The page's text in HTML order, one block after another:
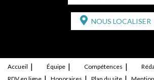
NOUS LOCALISER
Accueil Équipe Compétences